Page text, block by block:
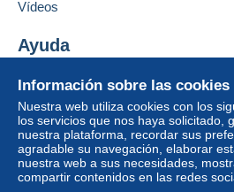
vendedor al comprador. Una
comprador.
cláusulas relativas al pago,
nulas. Las condiciones de
Delcampe, tal y como se
condiciones de uso, son las
Las compras deben pagarse
Ocultar los objetos de este
Información sobre las cookies
Nuestra web utiliza cookies con los
los servicios que nos haya solicitado,
nuestra plataforma, recordar sus
agradable su navegación, elaborar
nuestra web a sus necesidades,
compartir contenidos en las redes
Vídeos
Ayuda
Comprar en Delcampe
Vender en Delcampe
Una página securizada